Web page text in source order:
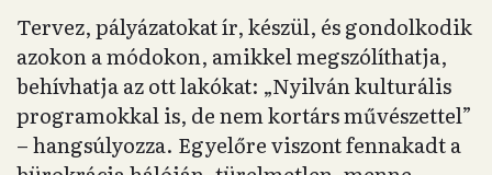
Fotó: Hevesi-Szabó Lujza / Telex